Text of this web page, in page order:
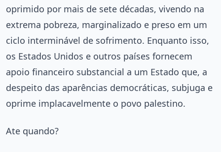
oprimido por mais de sete décadas, vivendo na
extrema pobreza, marginalizado e preso em um
ciclo interminável de sofrimento. Enquanto isso,
os Estados Unidos e outros países fornecem
apoio financeiro substancial a um Estado que, a
despeito das aparências democráticas, subjuga e
oprime implacavelmente o povo palestino.
Ate quando?